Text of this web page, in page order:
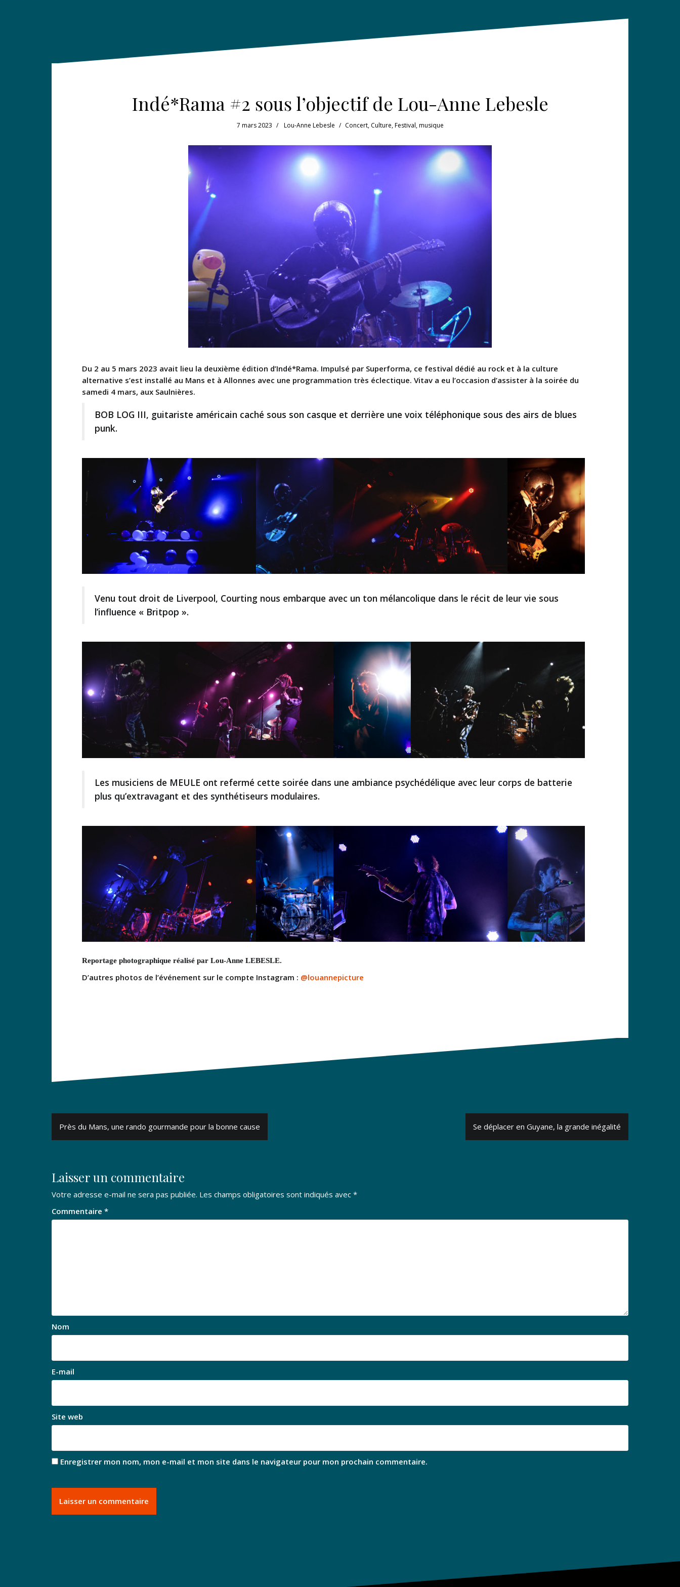
Indé*Rama #2 sous l’objectif de Lou-Anne Lebesle
7 mars 2023 Lou-Anne Lebesle Concert, Culture,Festival,musique
Du 2 au 5 mars 2023 avait lieu la deuxième édition d’Indé*Rama. Impulsé par Superforma, ce festival dédié au rock et à la culture
alternative s’est installé au Mans et à Allonnes avec une programmation très éclectique. Vitav a eu l’occasion d’assister à la soirée du
samedi 4 mars, aux Saulnières.
BOB LOG III, guitariste américain caché sous son casque et derrière une voix téléphonique sous des airs de blues
punk.
Venu tout droit de Liverpool, Courting nous embarque avec un ton mélancolique dans le récit de leur vie sous
l’influence « Britpop ».
Les musiciens de MEULE ont refermé cette soirée dans une ambiance psychédélique avec leur corps de batterie
plus qu’extravagant et des synthétiseurs modulaires.
Reportage photographique réalisé par Lou-Anne LEBESLE.
D’autres photos de l’événement sur le compte Instagram : @louannepicture
Navigation
de
Près du Mans, une rando gourmande pour la bonne cause Se déplacer en Guyane, la grande inégalité
Laisser un commentaire
Votre adresse e-mail ne sera pas publiée. Les champs obligatoires sont indiqués avec *
Commentaire *
Nom
E-mail
Site web
Enregistrer mon nom, mon e-mail et mon site dans le navigateur pour mon prochain commentaire.